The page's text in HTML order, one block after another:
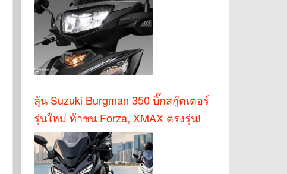
ลุ้น Suzuki Burgman 350 บิ๊กสกู๊ตเตอร์
รุ่นใหม่ ท้าชน Forza, XMAX ตรงรุ่น!